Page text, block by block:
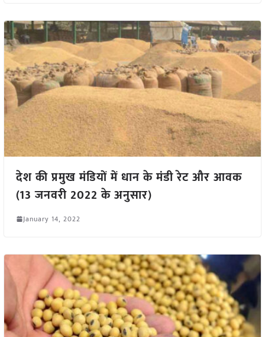
देश की प्रमुख मंडियों में धान के मंडी रेट और आवक
(13 जनवरी 2022 के अनुसार)
January 14, 2022